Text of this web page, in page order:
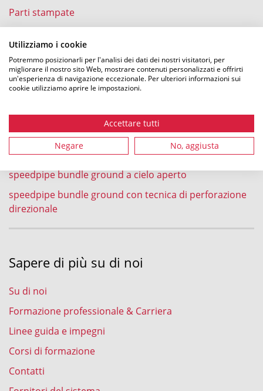
Utilizziamo i cookie
Potremmo posizionarli per l'analisi dei dati dei nostri visitatori, per
migliorare il nostro sito Web, mostrare contenuti personalizzati e offrirti
un'esperienza di navigazione eccezionale. Per ulteriori informazioni sui
cookie utilizziamo aprire le impostazioni.
Accettare tutti
Negare No, aggiusta
Parti stampate
Esperienze
Soffiatura della fibra ottica in speedpipe
speedpipe bundle ground nel processo di aratura
speedpipe bundle ground nel processo di fresatura
speedpipe bundle ground a cielo aperto
speedpipe bundle ground con tecnica di perforazione
direzionale
Sapere di più su di noi
Su di noi
Formazione professionale & Carriera
Linee guida e impegni
Corsi di formazione
Contatti